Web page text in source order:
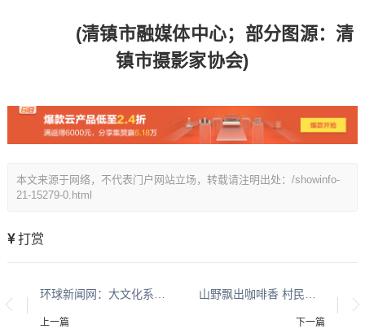
(清镇市融媒体中心；部分图源：清
镇市摄影家协会)
本文来源于网络，不代表门户网站立场，转载请注明出处：/showinfo-
21-15279-0.html
打赏
上一篇 下一篇